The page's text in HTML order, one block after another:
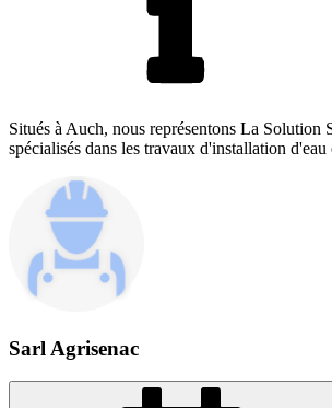
Situés à Auch, nous représentons La Solution
spécialisés dans les travaux d'installation d'eau
Sarl Agrisenac